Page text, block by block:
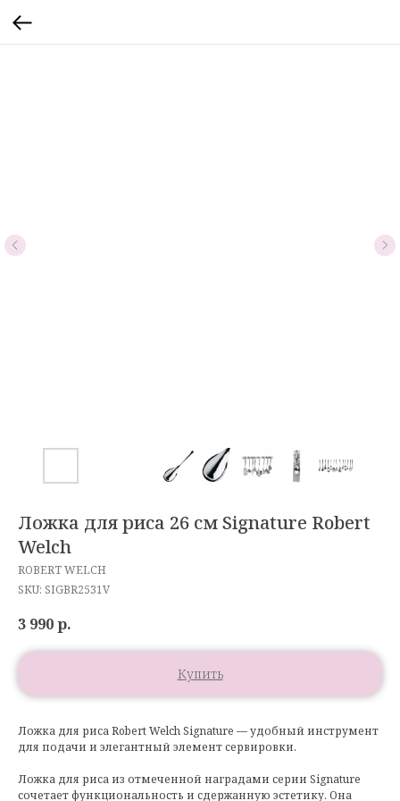
Ложка для риса 26 см Signature Robert
Welch
ROBERT WELCH
SKU: SIGBR2531V
3 990р.
Купить
Ложка для риса Robert Welch Signature — удобный инструмент
для подачи и элегантный элемент сервировки.
Ложка для риса из отмеченной наградами серии Signature
сочетает функциональность и сдержанную эстетику. Она